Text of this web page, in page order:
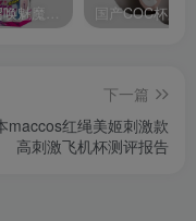
日本MODE召唤魅魔飞机杯高刺激榨汁姬名器倒模自慰器使用体验及测评报告
下一篇
maccos红绳美姬刺激款
高刺激飞机杯测评报告